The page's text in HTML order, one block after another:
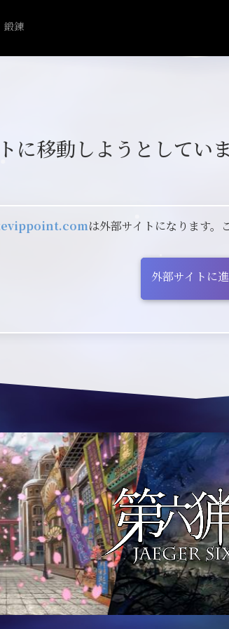
鍛錬
に移動しようとしてい
は外部サイトになります。
外部サイトに